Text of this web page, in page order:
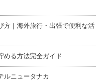
方｜海外旅行・出張で便利な活
める方法完全ガイド
ルニュータナカ